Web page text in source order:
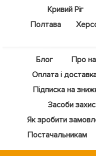
Кривий Ріг
Полтава
Блог Про
Оплата і
Підписка на
Засоби
Як зробити
Постачальникам